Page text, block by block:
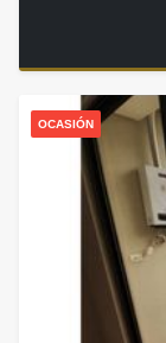
OCASIÓN